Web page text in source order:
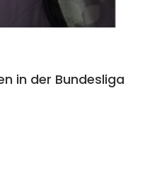
in der Bundesliga